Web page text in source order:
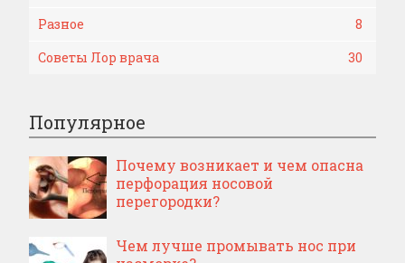
Разное
8
Советы Лор врача
30
Популярное
Почему возникает и чем опасна
перфорация носовой
перегородки?
Чем лучше промывать нос при